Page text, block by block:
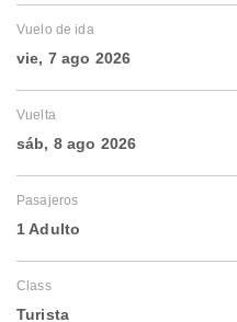
Vuelo de ida
vie, 7 ago 2026
Vuelta
sáb, 8 ago 2026
Pasajeros
1 Adulto
Class
Turista